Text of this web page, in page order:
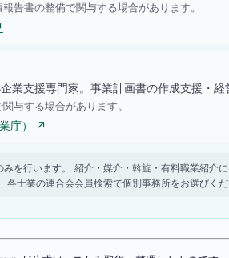
告書の整備で関与する場合があります。
業支援専門家。事業計画書の作成支援・経
与する場合があります。
庁） ↗
を行います。 紹介・媒介・斡旋・有料職業紹介
各士業の連合会会員検索で個別事務所をお選びくだ